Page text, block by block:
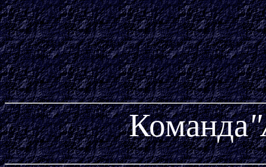
Команда